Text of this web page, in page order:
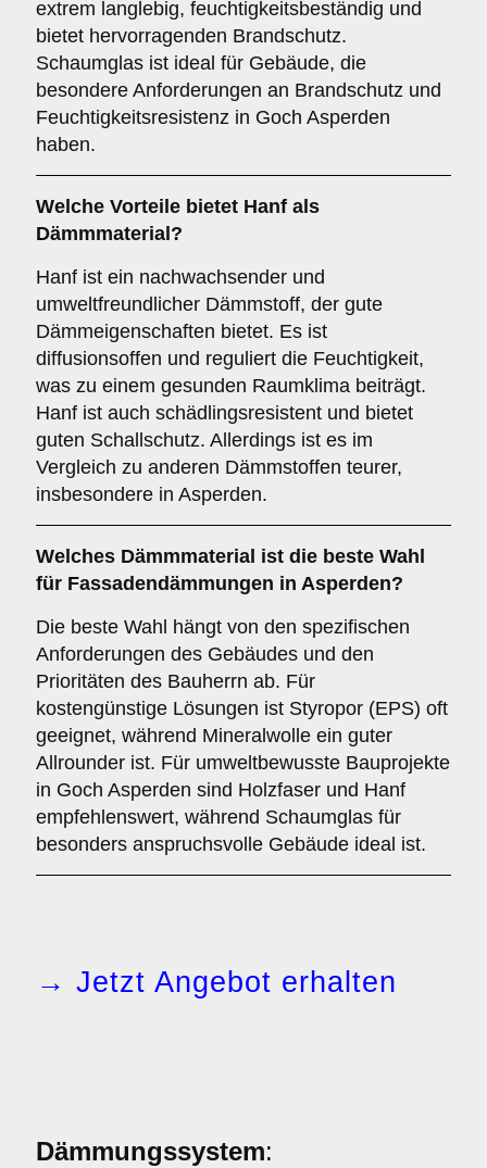
extrem langlebig, feuchtigkeitsbeständig und
bietet hervorragenden Brandschutz.
Schaumglas ist ideal für Gebäude, die
besondere Anforderungen an Brandschutz und
Feuchtigkeitsresistenz in Goch Asperden
haben.
Welche Vorteile bietet Hanf als
Dämmmaterial?
Hanf ist ein nachwachsender und
umweltfreundlicher Dämmstoff, der gute
Dämmeigenschaften bietet. Es ist
diffusionsoffen und reguliert die Feuchtigkeit,
was zu einem gesunden Raumklima beiträgt.
Hanf ist auch schädlingsresistent und bietet
guten Schallschutz. Allerdings ist es im
Vergleich zu anderen Dämmstoffen teurer,
insbesondere in Asperden.
Welches Dämmmaterial ist die beste Wahl
für Fassadendämmungen in Asperden?
Die beste Wahl hängt von den spezifischen
Anforderungen des Gebäudes und den
Prioritäten des Bauherrn ab. Für
kostengünstige Lösungen ist Styropor (EPS) oft
geeignet, während Mineralwolle ein guter
Allrounder ist. Für umweltbewusste Bauprojekte
in Goch Asperden sind Holzfaser und Hanf
empfehlenswert, während Schaumglas für
besonders anspruchsvolle Gebäude ideal ist.
→ Jetzt Angebot erhalten
Dämmungssystem: